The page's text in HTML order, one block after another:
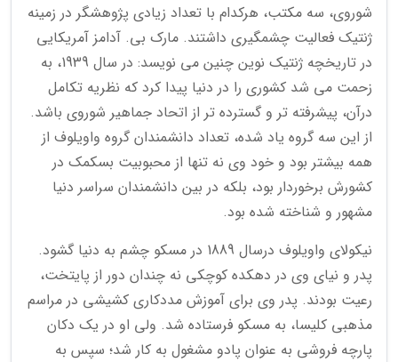
شوروی، سه مکتب، هرکدام با تعداد زیادی پژوهشگر در زمینه
ژنتیک فعالیت چشمگیری داشتند. مارک بی. آدامز آمریکایی
در تاریخچه ژنتیک نوین چنین می نویسد: در سال 1939، به
زحمت می شد کشوری را در دنیا پیدا کرد که نظریه تکامل
درآن، پیشرفته تر و گسترده تر از اتحاد جماهیر شوروی باشد.
از این سه گروه یاد شده، تعداد دانشمندان گروه واویلوف از
همه بیشتر بود و خود وی نه تنها از محبوبیت بسکمک در
کشورش برخوردار بود، بلکه در بین دانشمندان سراسر دنیا
مشهور و شناخته شده بود.
نیکولای واویلوف درسال 1889 در مسکو چشم به دنیا گشود.
پدر و نیای وی در دهکده کوچکی نه چندان دور از پایتخت،
رعیت بودند. پدر وی برای آموزش مددکاری کشیشی در مراسم
مذهبی کلیسا، به مسکو فرستاده شد. ولی او در یک دکان
پارچه فروشی به عنوان پادو مشغول به کار شد؛ سپس به